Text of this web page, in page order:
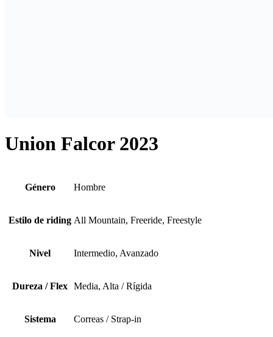
Union Falcor 2023
Género Hombre
Estilo de riding All Mountain, Freeride, Freestyle
Nivel Intermedio, Avanzado
Dureza / Flex Media, Alta / Rígida
Sistema Correas / Strap-in